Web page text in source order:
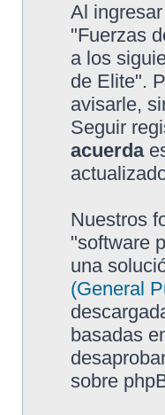
Al
"Fuerzas
a los
de Elite".
avisarle,
Seguir
acuerda
Nuestros
"software
una
(General
basadas
sobre